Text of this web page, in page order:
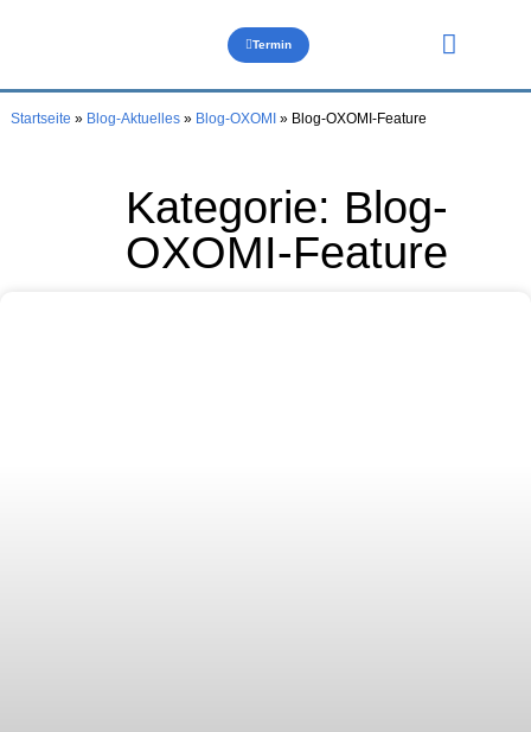
Termin
Startseite » Blog-Aktuelles» Blog-OXOMI » Blog-OXOMI-Feature
Kategorie: Blog-
OXOMI-Feature